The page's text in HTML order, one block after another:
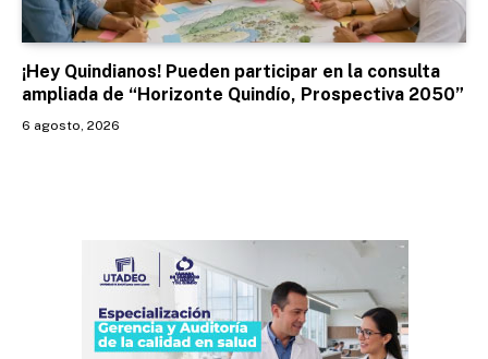
¡Hey Quindianos! Pueden participar en la consulta
ampliada de “Horizonte Quindío, Prospectiva 2050”
6 agosto, 2026